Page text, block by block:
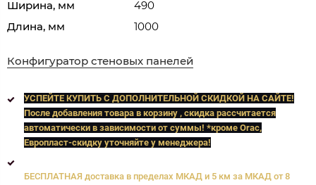
Ширина, мм
490
Длина, мм
1000
Конфигуратор стеновых панелей
УСПЕЙТЕ КУПИТЬ C ДОПОЛНИТЕЛЬНОЙ СКИДКОЙ НА САЙТЕ!
После добавления товара в корзину , скидка рассчитается
автоматически в зависимости от суммы! *кроме Orac,
Европласт-скидку уточняйте у менеджера!
БЕСПЛАТНАЯ доставка в пределах МКАД и 5 км за МКАД от 8